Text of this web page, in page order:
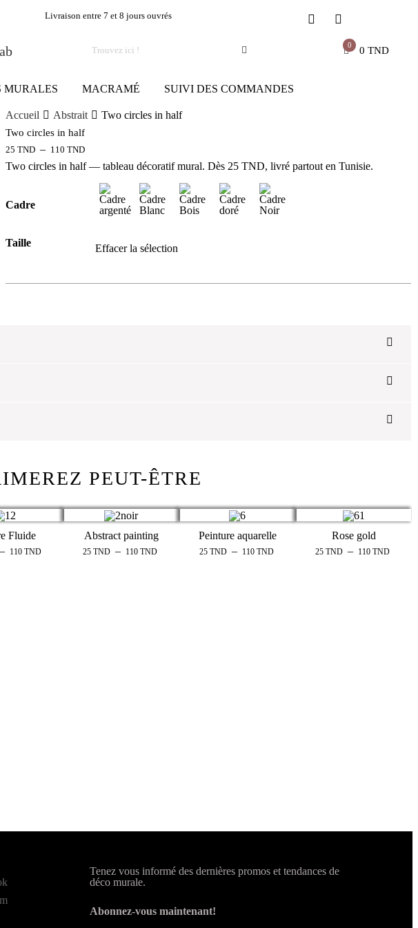
Livraison entre 7 et 8 jours ouvrés
0 0 TND
MURALES MACRAMÉ SUIVI DES COMMANDES
Accueil Abstrait Two circles in half
Two circles in half
25TND – 110TND
Two circles in half — tableau décoratif mural. Dès 25 TND, livré partout en Tunisie.
Cadre
Taille Effacer la sélection
PEUT-ÊTRE
Fluide
– 110 TND
Abstract painting
25TND – 110TND
Peinture aquarelle
25 TND – 110 TND
Rose gold
25TND – 110TND
Tenez vous informé des dernières promos et tendances de
déco murale.
Abonnez-vous maintenant!